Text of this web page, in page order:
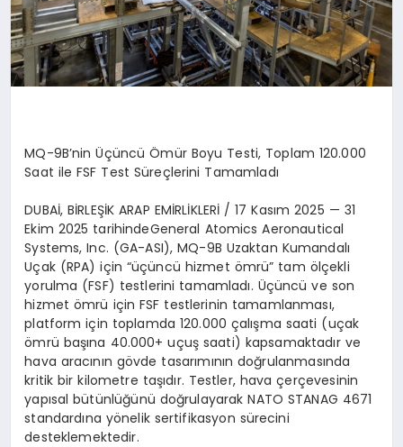
MQ-9B’nin Üçüncü Ömür Boyu Testi, Toplam 120.000
Saat ile FSF Test Süreçlerini Tamamladı
DUBAİ, BİRLEŞİK ARAP EMİRLİKLERİ / 17 Kasım 2025 — 31
Ekim 2025 tarihindeGeneral Atomics Aeronautical
Systems, Inc. (GA-ASI), MQ-9B Uzaktan Kumandalı
Uçak (RPA) için “üçüncü hizmet ömrü” tam ölçekli
yorulma (FSF) testlerini tamamladı. Üçüncü ve son
hizmetömrü için FSF testlerinin tamamlanması,
platform için toplamda 120.000 çalışma saati (uçak
ömrü başına 40.000+ uçuş saati) kapsamaktadır ve
hava aracının gövde tasarımının doğrulanmasında
kritik bir kilometre taşıdır. Testler, hava çerçevesinin
yapısal bütünlüğünü doğrulayarak NATO STANAG 4671
standardına yönelik sertifikasyon sürecini
desteklemektedir.